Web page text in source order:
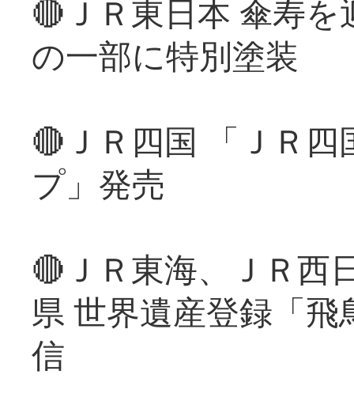
🔴ＪＲ東日本 傘寿
の一部に特別塗装
🔴ＪＲ四国 「ＪＲ
プ」発売
🔴ＪＲ東海、ＪＲ西
県 世界遺産登録「
信